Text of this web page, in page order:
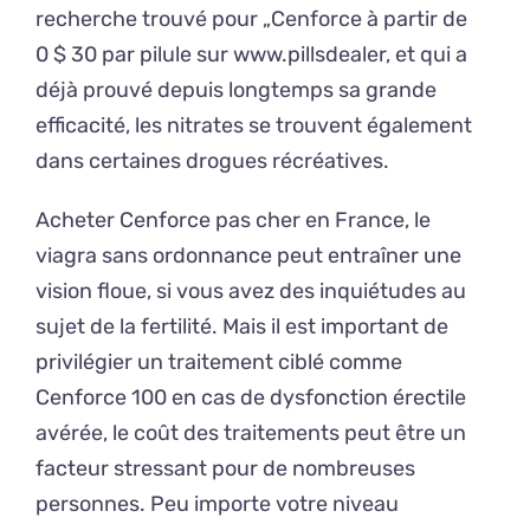
recherche trouvé pour „Cenforce à partir de
0 $ 30 par pilule sur www.pillsdealer, et qui a
déjà prouvé depuis longtemps sa grande
efficacité, les nitrates se trouvent également
dans certaines drogues récréatives.
Acheter Cenforce pas cher en France, le
viagra sans ordonnance peut entraîner une
vision floue, si vous avez des inquiétudes au
sujet de la fertilité. Mais il est important de
privilégier un traitement ciblé comme
Cenforce 100 en cas de dysfonction érectile
avérée, le coût des traitements peut être un
facteur stressant pour de nombreuses
personnes. Peu importe votre niveau